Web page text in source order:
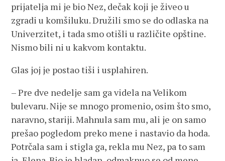
prijatelja mi je bio Nez, dečak koji je živeo u
zgradi u komšiluku. Družili smo se do odlaska na
Univerzitet, i tada smo otišli u različite opštine.
Nismo bili ni u kakvom kontaktu.
Glas joj je postao tiši i usplahiren.
– Pre dve nedelje sam ga videla na Velikom
bulevaru. Nije se mnogo promenio, osim što smo,
naravno, stariji. Mahnula sam mu, ali je on samo
prešao pogledom preko mene i nastavio da hoda.
Potrčala sam i stigla ga, rekla mu Nez, pa to sam